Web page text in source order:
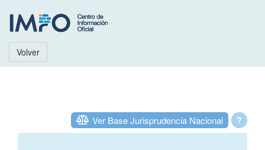
Volver
?
Ver Base Jurisprudencia Nacional